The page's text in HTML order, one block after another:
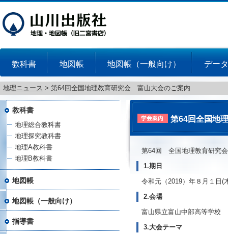
教科書 地図帳 地図帳（一般向け） デー
地理ニュース > 第64回全国地理教育研究会 富山大会のご案内
第64回全国地
第64回 全国地理教育研究
1.期日
令和元（2019）年８月１日 (
2.会場
富山県立富山中部高等学校
3.大会テーマ
教科書
地理総合教科書
地理探究教科書
地理A教科書
地理B教科書
地図帳
地図帳（一般向け）
指導書